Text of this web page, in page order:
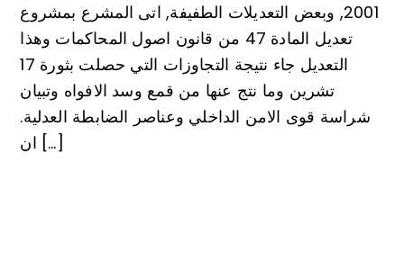
2001, وبعض التعديلات الطفيفة, اتى المشرع بمشروع
تعديل المادة 47 من قانون اصول المحاكمات وهذا
التعديل جاء نتيجة التجاوزات التي حصلت بثورة 17
تشرين وما نتج عنها من قمع وسد الافواه وتبيان
شراسة قوى الامن الداخلي وعناصر الضابطة العدلية.
ان […]